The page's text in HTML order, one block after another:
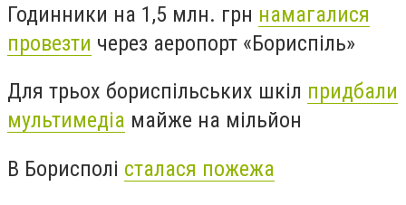
Годинники на 1,5 млн. грн намагалися
провезти через аеропорт «Бориспіль»
Для трьох бориспільських шкіл придбали
мультимедіа майже на мільйон
В Борисполі сталася пожежа